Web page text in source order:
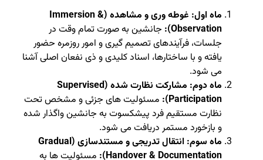
ماه اول: غوطه وری و مشاهده (Immersion &
Observation):
جانشین به صورت تمام وقت در
جلسات، فرآیندهای تصمیم گیری و امور روزمره حضور
یافته و با ساختارها، اسناد کلیدی و ذی نفعان اصلی آشنا
می شود.
ماه دوم: مشارکت نظارت شده (Supervised
Participation):
مسئولیت های جزئی و مشخص تحت
نظارت مستقیم فرد پیشکسوت به جانشین واگذار شده
و بازخورد مستمر دریافت می شود.
ماه سوم: انتقال تدریجی و مستندسازی (Gradual
Handover & Documentation):
مسئولیت ها به